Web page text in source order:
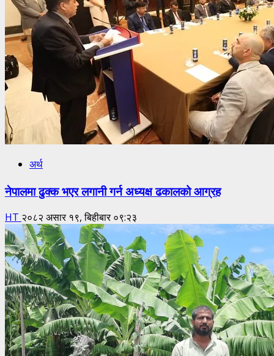
अर्थ
नेपालमा ढुक्क भएर लगानी गर्न अध्यक्ष ढकालको आग्रह
HT २०८२ असार १९, बिहीबार ०९:२३